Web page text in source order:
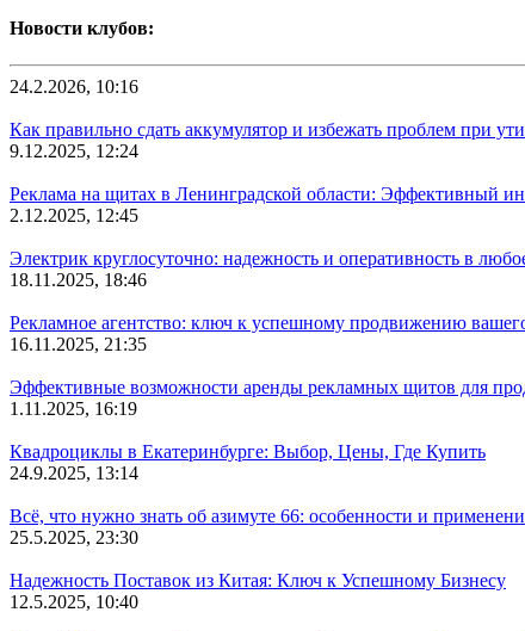
Новости клубов:
24.2.2026, 10:16
Как правильно сдать аккумулятор и избежать проблем при
9.12.2025, 12:24
Реклама на щитах в Ленинградской области: Эффективный
2.12.2025, 12:45
Электрик круглосуточно: надежность и оперативность в
18.11.2025, 18:46
Рекламное агентство: ключ к успешному продвижению
16.11.2025, 21:35
Эффективные возможности аренды рекламных щитов для
1.11.2025, 16:19
Квадроциклы в Екатеринбурге: Выбор, Цены, Где Купить
24.9.2025, 13:14
Всё, что нужно знать об азимуте 66: особенности и
25.5.2025, 23:30
Надежность Поставок из Китая: Ключ к Успешному Бизнесу
12.5.2025, 10:40